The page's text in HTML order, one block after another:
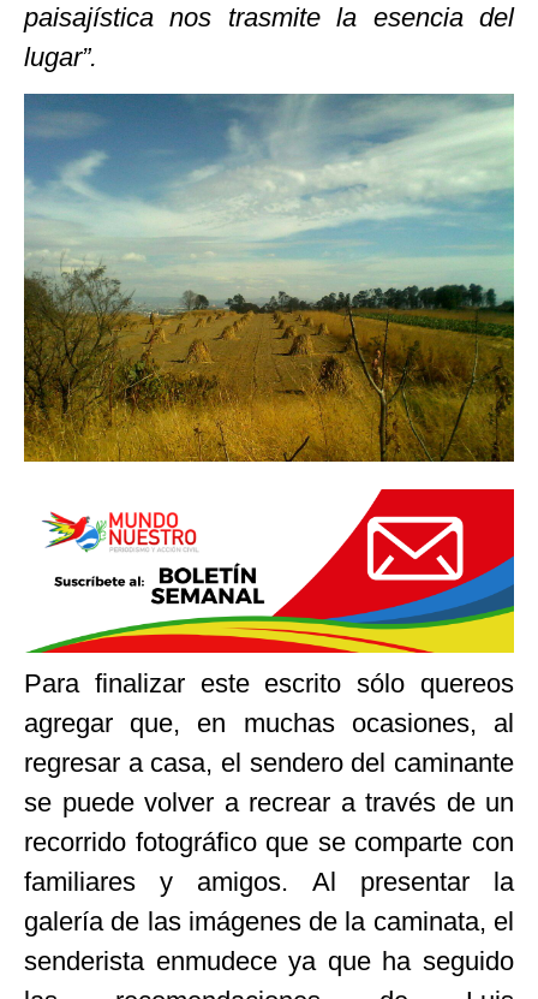
paisajística nos trasmite la esencia del
lugar”.
Para finalizar este escrito sólo quereos
agregar que, en muchas ocasiones, al
regresar a casa, el sendero del caminante
se puede volver a recrear a través de un
recorrido fotográfico que se comparte con
familiares y amigos. Al presentar la
galería de las imágenes de la caminata, el
senderista enmudece ya que ha seguido